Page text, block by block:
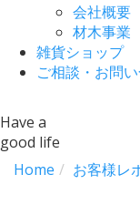
会社概要
材木事業
雑貨ショップ
ご相談・お問
Have a
good life
Home
お客様レ